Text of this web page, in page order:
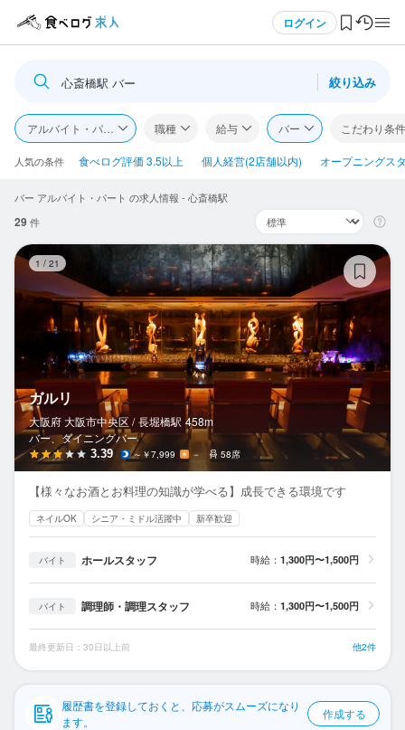
ログイン
ログイン・無料会員登録
食べログ求人TOP
求人検索
閲覧履歴
気になる求人
検索履歴・保存した条件
応募履歴
WEB履歴書
スカウト・メルマガ受信設定
ヘルプ・お問い合わせフォーム
掲載をご検討の店舗様へ
食べログ求人PRESS
プライバシーポリシー
利用規約
企業情報
心斎橋駅 バー 絞り込み
アルバイト・パート 職種 給与 バー こだわり条件
人気の条件 食べログ評価 3.5以上 個人経営(2店舗以内) オープニングス
バー アルバイト・パート の求人情報 - 心斎橋駅
29件
1 / 21
ガルリ
大阪府 大阪市中央区 / 長堀橋駅 458m
バー、ダイニングバー
3.39 ～￥7,999 － 58席
【様々なお酒とお料理の知識が学べる】成長できる環境です
ネイルOK シニア・ミドル活躍中 新卒歓迎
バイト ホールスタッフ 時給： 1,300円〜1,500円
バイト 調理師・調理スタッフ 時給： 1,300円〜1,500円
最終更新日：30日以上前 他2件
履歴書を登録しておくと、応募がスムーズになり
ます。
作成する